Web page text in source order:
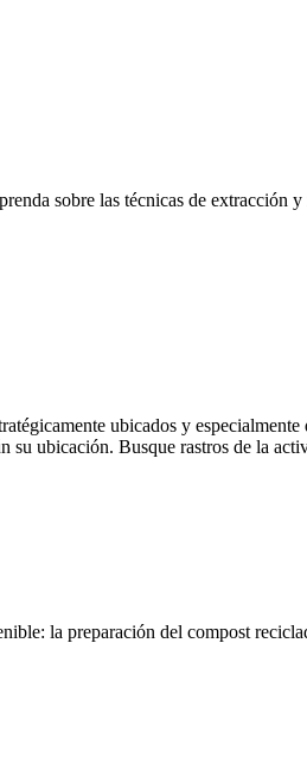
sobre las técnicas de extracción
ubicados y especialmente
su ubicación. Busque rastros de la
la preparación del compost